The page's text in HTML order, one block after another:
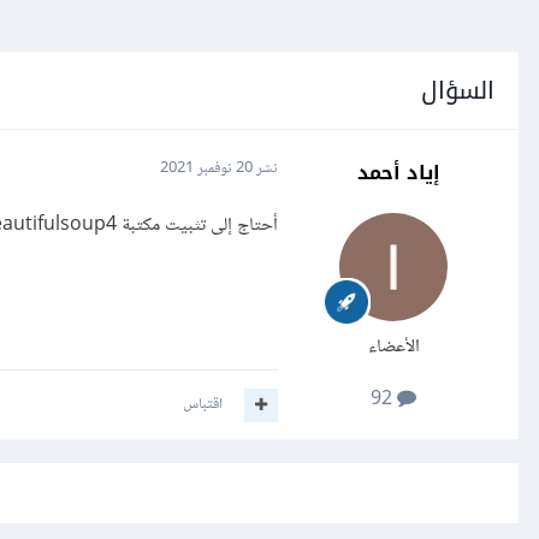
السؤال
إياد أحمد
الأعضاء
نشر20 نوفمبر 2021
أحتاج إلى تثبيت مكتبة beautifulsoup4 ؟
اقتباس